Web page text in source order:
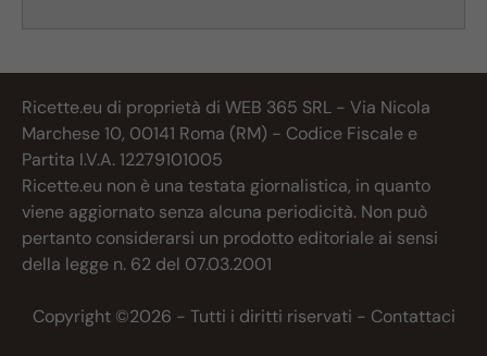
Ricette.eu di proprietà di WEB 365 SRL - Via Nicola
Marchese 10, 00141 Roma (RM) - Codice Fiscale e
Partita I.V.A. 12279101005
Ricette.eu non è una testata giornalistica, in quanto
viene aggiornato senza alcuna periodicità. Non può
pertanto considerarsi un prodotto editoriale ai sensi
della legge n. 62 del 07.03.2001
Copyright ©2026 - Tutti i diritti riservati - Contattaci